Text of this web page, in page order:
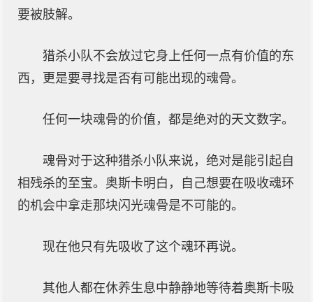
要被肢解。
猎杀小队不会放过它身上任何一点有价值的东
西，更是要寻找是否有可能出现的魂骨。
任何一块魂骨的价值，都是绝对的天文数字。
魂骨对于这种猎杀小队来说，绝对是能引起自
相残杀的至宝。奥斯卡明白，自己想要在吸收魂环
的机会中拿走那块闪光魂骨是不可能的。
现在他只有先吸收了这个魂环再说。
其他人都在休养生息中静静地等待着奥斯卡吸